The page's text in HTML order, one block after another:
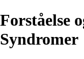
Forståelse
Syndromer